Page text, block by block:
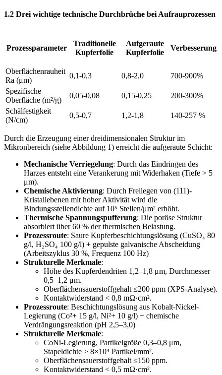
1.2 Drei wichtige technische Durchbrüche bei Aufrauprozessen
Prozessparameter
Traditionelle
Kupferfolie
Aufgeraute
Kupferfolie
Verbesserung
Oberflächenrauheit
Ra (μm)
0,1-0,3 0,8-2,0
700-900%
Spezifische
Oberfläche (m²/g)
0,05-0,08 0,15-0,25
200-300%
Schälfestigkeit
(N/cm)
0,5-0,7 1,2-1,8 140-257 %
Durch die Erzeugung einer dreidimensionalen Struktur im
Mikronbereich (siehe Abbildung 1) erreicht die aufgeraute Schicht:
Mechanische Verriegelung: Durch das Eindringen des
Harzes entsteht eine Verankerung mit Widerhaken (Tiefe > 5
μm).
Chemische Aktivierung: Durch Freilegen von (111)-
Kristallebenen mit hoher Aktivität wird die
Bindungsstellendichte auf 10⁵ Stellen/μm² erhöht.
Thermische Spannungspufferung: Die poröse Struktur
absorbiert über 60 % der thermischen Belastung.
Prozessroute: Saure Kupferbeschichtungslösung (CuSO₄ 80
g/l, H₂SO₄ 100 g/l) + gepulste galvanische Abscheidung
(Arbeitszyklus 30 %, Frequenz 100 Hz)
Strukturelle Merkmale:
Höhe des Kupferdendriten 1,2–1,8 μm, Durchmesser
0,5–1,2 μm.
Oberflächensauerstoffgehalt ≤200 ppm (XPS-Analyse).
Kontaktwiderstand < 0,8 mΩ·cm².
Prozessroute: Beschichtungslösung aus Kobalt-Nickel-
Legierung (Co²+ 15 g/l, Ni²+ 10 g/l) + chemische
Verdrängungsreaktion (pH 2,5–3,0)
Strukturelle Merkmale:
CoNi-Legierung, Partikelgröße 0,3–0,8 μm,
Stapeldichte > 8×10⁴ Partikel/mm².
Oberflächensauerstoffgehalt ≤150 ppm.
Kontaktwiderstand < 0,5 mΩ·cm².